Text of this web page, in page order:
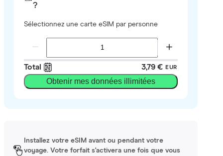
?
Sélectionnez une carte eSIM par personne
Total 3,79 € EUR
Obtenir mes données illimitées
Installez votre eSIM avant ou pendant votre
voyage. Votre forfait s'activera une fois que vous